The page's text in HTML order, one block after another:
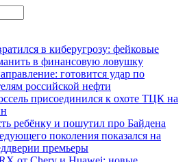
в киберугрозу: фейковые
в финансовую ловушку
готовится удар по
российской нефти
присоединился к охоте ТЦК на
ребёнку и пошутил про Байдена
поколения показался на
премьеры